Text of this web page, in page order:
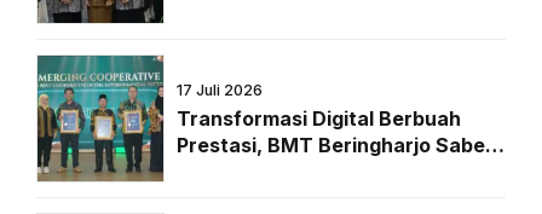
17 Juli 2026
Transformasi Digital Berbuah
Prestasi, BMT Beringharjo Sabet